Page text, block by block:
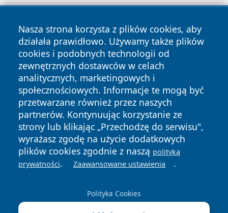
Nasza strona korzysta z plików cookies, aby
działała prawidłowo. Używamy także plików
cookies i podobnych technologii od
zewnętrznych dostawców w celach
analitycznych, marketingowych i
społecznościowych. Informacje te mogą być
przetwarzane również przez naszych
partnerów. Kontynuując korzystanie ze
strony lub klikając „Przechodzę do serwisu",
wyrażasz zgodę na użycie dodatkowych
plików cookies zgodnie z naszą polityką
prywatności. Zaawansowane ustawienia .
Polityka Cookies
Copyright © 2026 irybnik.pl Wszystkie prawa zastrzeżone.
News Autorzy
Polityka
Prywatności
Polityka
Cookies